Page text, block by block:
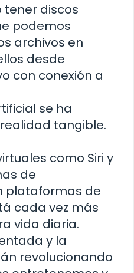
tener discos
podemos
archivos en
desde
con conexión a
se ha
tangible.
como Siri y
de
plataformas de
cada vez más
vida diaria.
y la
revolucionando